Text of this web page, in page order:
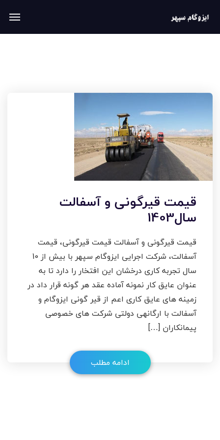
قیمت قیرگونی و آسفالت
سال1403
قیمت قیرگونی و آسفالت قیمت قیرگونی، قیمت
آسفالت، شرکت اجرایی ایزوگام سپهر با بیش از 10
سال تجربه کاری درخشان این افتخار را دارد تا به
عنوان عایق کار نمونه آماده عقد هر گونه قرار داد در
زمینه های عایق کاری اعم از قیر گونی ایزوگام و
آسفالت با ارگانهی دولتی شرکت های خصوصی
پیمانکاران […]
ادامه مطلب